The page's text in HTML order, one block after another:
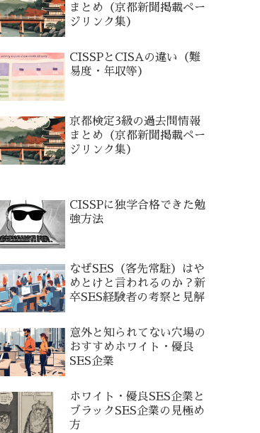
まとめ（京都新聞掲載ペー
ジリンク集）
CISSPとCISAの違い（難
易度・年収等）
京都検定3級の過去問情報
まとめ（京都新聞掲載ペー
ジリンク集）
CISSPに独学合格できた勉
強方法
なぜSES（客先常駐）はや
めとけと言われるのか？新
卒SES経験者の考察と見解
意外と知られてない穴場の
おすすめホワイト・優良
SES企業
ホワイト・優良SES企業と
ブラックSES企業の見極め
方